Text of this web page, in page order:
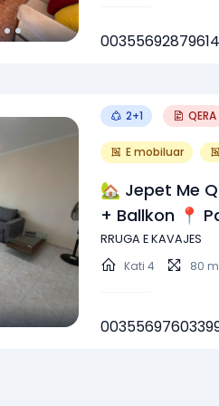
00355692879614
2+1 QERA
E mobiluar
🏡 Jepet Me
+ Ballkon 📍 Parku I Autobusëve,
Përballë
Mbrapa
RRUGA E KAVAJES
Kati 4 80